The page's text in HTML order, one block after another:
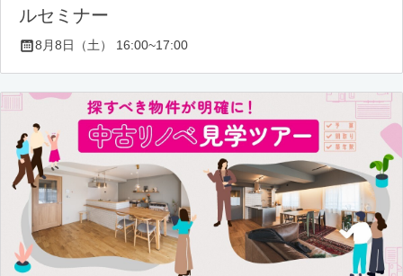
ルセミナー
8月8日（土） 16:00~17:00